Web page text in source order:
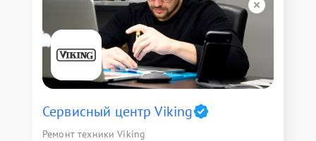
Сервисный центр Viking
Ремонт техники Viking